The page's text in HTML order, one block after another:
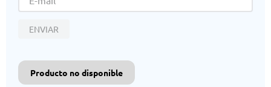
ENVIAR
Producto no disponible